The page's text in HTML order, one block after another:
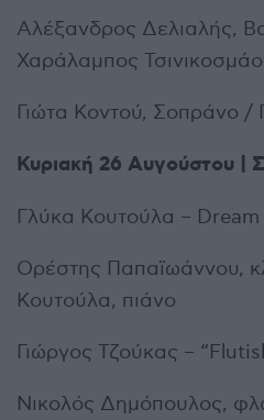
Αλέξανδρος Δελιαλής,
Χαράλαμπος
Γιώτα Κοντού, Σοπράνο /
Κυριακή 26 Αυγούστου |
Γλύκα Κουτούλα –
Ορέστης Παπαϊωάννου,
Κουτούλα, πιάνο
Γιώργος Τζούκας –
Νικολός Δημόπουλος,